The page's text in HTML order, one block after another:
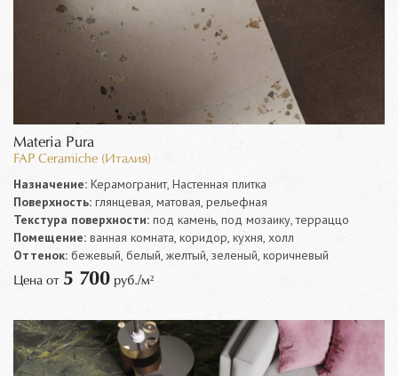
Materia Pura
FAP Ceramiche (Италия)
Назначение: Керамогранит, Настенная плитка
Поверхность: глянцевая, матовая, рельефная
Текстура поверхности: под камень, под мозаику, терраццо
Помещение: ванная комната, коридор, кухня, холл
Оттенок: бежевый, белый, желтый, зеленый, коричневый
Цена от 5 700 руб./м²